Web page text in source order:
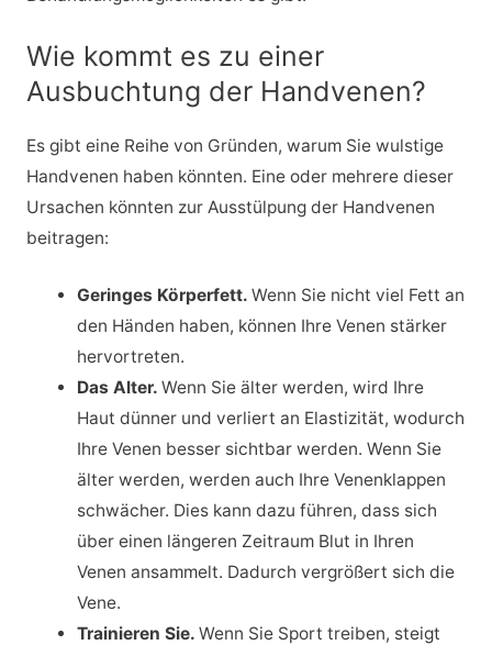
Wie kommt es zu einer
Ausbuchtung der Handvenen?
Es gibt eine Reihe von Gründen, warum Sie wulstige
Handvenen haben könnten. Eine oder mehrere dieser
Ursachen könnten zur Ausstülpung der Handvenen
beitragen:
Geringes Körperfett.Wenn Sie nicht viel Fett an
den Händen haben, können Ihre Venen stärker
hervortreten.
Das Alter.Wenn Sie älter werden, wird Ihre
Haut dünner und verliert an Elastizität, wodurch
Ihre Venen besser sichtbar werden. Wenn Sie
älter werden, werden auch Ihre Venenklappen
schwächer. Dies kann dazu führen, dass sich
über einen längeren Zeitraum Blut in Ihren
Venen ansammelt. Dadurch vergrößert sich die
Vene.
Trainieren Sie.Wenn Sie Sport treiben, steigt